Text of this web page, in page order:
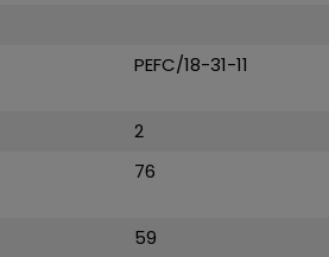
PEFC/18-31-11
2
76
59